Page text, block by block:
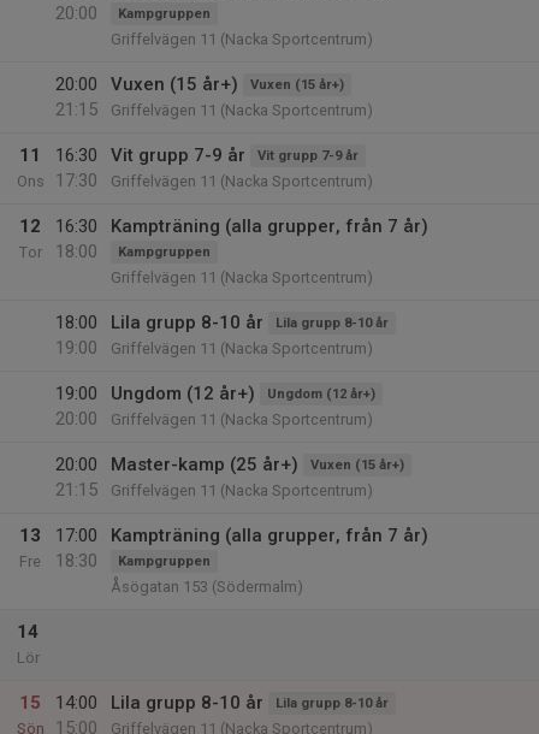
20:00
Kampgruppen
Griffelvägen 11 (Nacka Sportcentrum)
20:00
21:15
Vuxen (15 år+) Vuxen (15 år+)
Griffelvägen 11 (Nacka Sportcentrum)
11
Ons
16:30
17:30
Vit grupp 7-9 år Vit grupp 7-9 år
Griffelvägen 11 (Nacka Sportcentrum)
12
Tor
16:30
18:00
Kampträning (alla grupper, från 7 år)
Kampgruppen
Griffelvägen 11 (Nacka Sportcentrum)
18:00
19:00
Lila grupp 8-10 år Lila grupp 8-10 år
Griffelvägen 11 (Nacka Sportcentrum)
19:00
20:00
Ungdom (12 år+) Ungdom (12 år+)
Griffelvägen 11 (Nacka Sportcentrum)
20:00
21:15
Master-kamp (25 år+) Vuxen (15 år+)
Griffelvägen 11 (Nacka Sportcentrum)
13
Fre
17:00
18:30
Kampträning (alla grupper, från 7 år)
Kampgruppen
Åsögatan 153 (Södermalm)
14
Lör
15
Sön
14:00
15:00
Lila grupp 8-10 år Lila grupp 8-10 år
Griffelvägen 11 (Nacka Sportcentrum)